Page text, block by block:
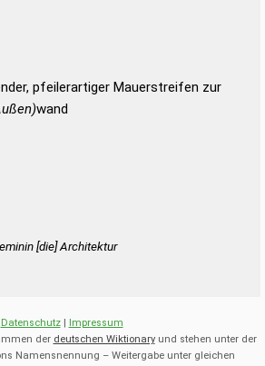
pfeilerartiger Mauerstreifen zur
wand
[die] Architektur
Datenschutz| Impressum
der deutschen Wiktionaryund stehen unter der
Namensnennung – Weitergabe unter gleichen